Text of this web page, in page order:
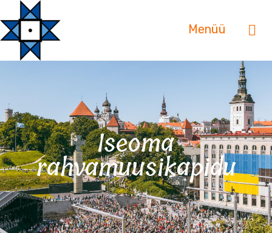
Menüü
Iseoma
rahvamuusikapidu